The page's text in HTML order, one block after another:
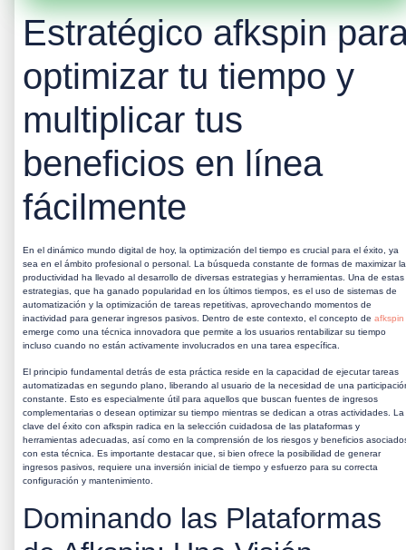
Estratégico afkspin
optimizar tu tiempo y
multiplicar tus
beneficios en línea
fácilmente
En el dinámico mundo digital de hoy, la optimización del tiempo es crucial para el éxito, ya
sea en el ámbito profesional o personal. La búsqueda constante de formas de maximizar la
productividad ha llevado al desarrollo de diversas estrategias y herramientas. Una de estas
estrategias, que ha ganado popularidad en los últimos tiempos, es el uso de sistemas de
automatización y la optimización de tareas repetitivas, aprovechando momentos de
inactividad para generar ingresos pasivos. Dentro de este contexto, el concepto de afkspin
emerge como una técnica innovadora que permite a los usuarios rentabilizar su tiempo
incluso cuando no están activamente involucrados en una tarea específica.
El principio fundamental detrás de esta práctica reside en la capacidad de ejecutar tareas
automatizadas en segundo plano, liberando al usuario de la necesidad de una
constante. Esto es especialmente útil para aquellos que buscan fuentes de ingresos
complementarias o desean optimizar su tiempo mientras se dedican a otras actividades. La
clave del éxito con afkspin radica en la selección cuidadosa de las plataformas y
herramientas adecuadas, así como en la comprensión de los riesgos y beneficios
con esta técnica. Es importante destacar que, si bien ofrece la posibilidad de generar
ingresos pasivos, requiere una inversión inicial de tiempo y esfuerzo para su correcta
configuración y mantenimiento.
Dominando las Plataformas